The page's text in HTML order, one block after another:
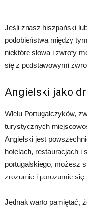
Jeśli znasz hiszpański
podobieństwa między
niektóre słowa i zwroty
się z podstawowymi
Angielski jako
Wielu Portugalczyków,
turystycznych
Angielski jest
hotelach, restauracjach i
portugalskiego, możesz
zrozumie i porozumie się
Jednak warto pamiętać,